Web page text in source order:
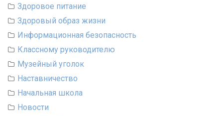
Здоровое питание
Здоровый образ жизни
Информационная безопасность
Классному руководителю
Музейный уголок
Наставничество
Начальная школа
Новости